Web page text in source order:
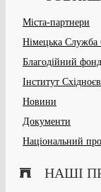
Міста-партнери
Німецька Служба
Благодійний
Інститут
Новини
Документи
Національний
НАШІ